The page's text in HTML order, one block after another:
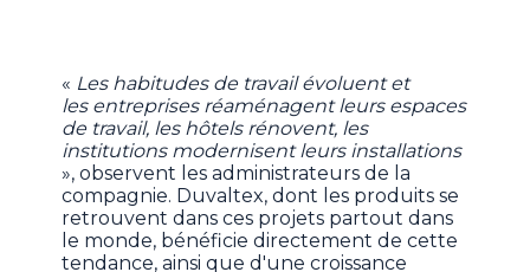
« Les habitudes de travail évoluent et
les entreprises réaménagent leurs espaces
de travail, les hôtels rénovent, les
institutions modernisent leurs installations
», observent les administrateurs de la
compagnie. Duvaltex, dont les produits se
retrouvent dans ces projets partout dans
le monde, bénéficie directement de cette
tendance, ainsi que d'une croissance